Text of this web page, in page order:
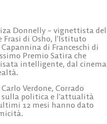
Donnelly – vignettista del
Frasi di Osho, l’Istituto
di Franceschi di
Premio Satira che
intelligente, dal cinema
Verdone, Corrado
sulla politica e l’attualità
12 mesi hanno dato